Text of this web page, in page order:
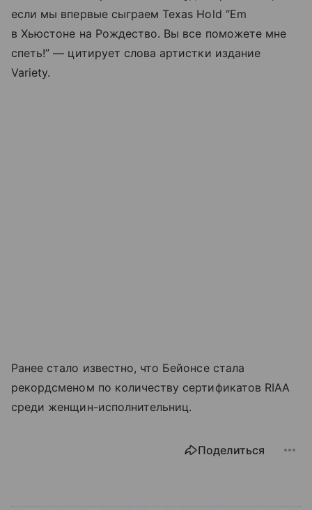
если мы впервые сыграем Texas Hold “Em
в Хьюстоне на Рождество. Вы все поможете мне
спеть!” — цитирует слова артистки издание
Variety.
Ранее стало известно, что Бейонсе стала
рекордсменом по количеству сертификатов RIAA
среди женщин-исполнительниц.
Поделиться